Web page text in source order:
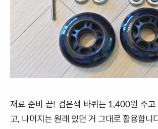
재료 준비 끝! 검은색 바퀴는 1,400원 주고
고, 나머지는 원래 있던 거 그대로 활용합니